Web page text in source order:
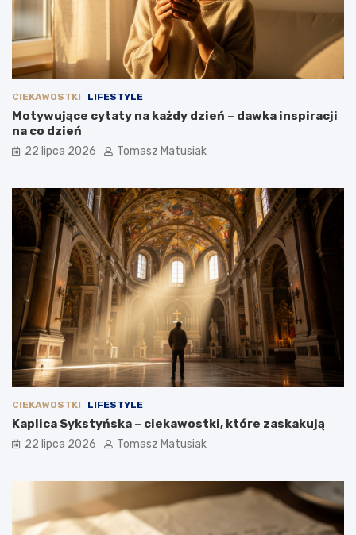
CIEKAWOSTKI LIFESTYLE
Motywujące cytaty na każdy dzień – dawka inspiracji
na co dzień
22 lipca 2026 Tomasz Matusiak
CIEKAWOSTKI LIFESTYLE
Kaplica Sykstyńska – ciekawostki, które zaskakują
22 lipca 2026 Tomasz Matusiak